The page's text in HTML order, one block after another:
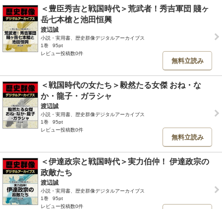
＜豊臣秀吉と戦国時代＞荒武者！秀吉軍団 賤ヶ
岳七本槍と池田恒興
渡辺誠
小説・実用書、歴史群像デジタルアーカイブス
1巻
95pt
レビュー投稿数0件
無料立読み
＜戦国時代の女たち＞毅然たる女傑 おね・な
か・龍子・ガラシャ
渡辺誠
小説・実用書、歴史群像デジタルアーカイブス
1巻
95pt
レビュー投稿数0件
無料立読み
＜伊達政宗と戦国時代＞実力伯仲！ 伊達政宗の
政敵たち
渡辺誠
小説・実用書、歴史群像デジタルアーカイブス
1巻
95pt
レビュー投稿数0件